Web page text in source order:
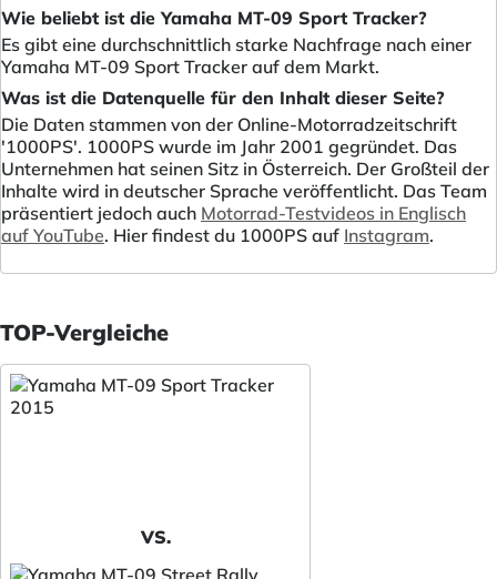
Wie beliebt ist die Yamaha MT-09 Sport Tracker?
Es gibt eine durchschnittlich starke Nachfrage nach einer
Yamaha MT-09 Sport Tracker auf dem Markt.
Was ist die Datenquelle für den Inhalt dieser Seite?
Die Daten stammen von der Online-Motorradzeitschrift
'1000PS'. 1000PS wurde im Jahr 2001 gegründet. Das
Unternehmen hat seinen Sitz in Österreich. Der Großteil der
Inhalte wird in deutscher Sprache veröffentlicht. Das Team
präsentiert jedoch auch Motorrad-Testvideos in Englisch
auf YouTube. Hier findest du 1000PS auf Instagram.
TOP-Vergleiche
VS.